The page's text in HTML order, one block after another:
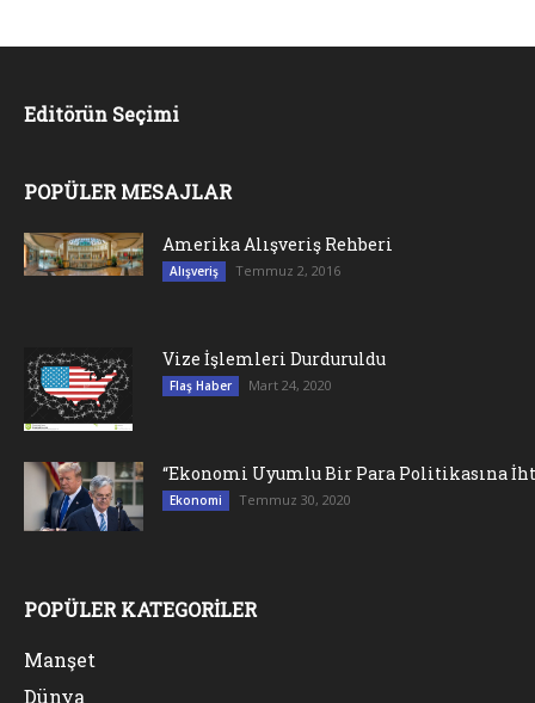
Editörün Seçimi
POPÜLER MESAJLAR
Amerika Alışveriş Rehberi
Alışveriş Temmuz 2, 2016
Vize İşlemleri Durduruldu
Flaş Haber Mart 24, 2020
“Ekonomi Uyumlu Bir Para Politikasına
Ekonomi Temmuz 30, 2020
POPÜLER KATEGORİLER
Manşet
Dünya